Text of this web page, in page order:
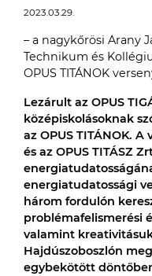
2023.03.29.
– a nagykőrösi Arany
Technikum és
OPUS TITÁNOK
Lezárult az OPUS
középiskolásoknak
az OPUS TITÁNOK. A
és az OPUS TITÁSZ
energiatudatossági
három fordulón
problémafelismerési
valamint
Hajdúszoboszlón
egybekötött